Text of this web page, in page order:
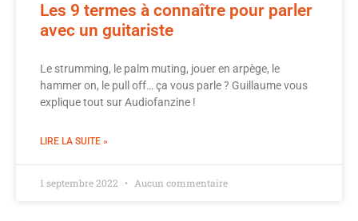
Les 9 termes à connaître pour parler
avec un guitariste
Le strumming, le palm muting, jouer en arpège, le
hammer on, le pull off… ça vous parle ? Guillaume vous
explique tout sur Audiofanzine !
LIRE LA SUITE »
1 septembre 2022 Aucun commentaire